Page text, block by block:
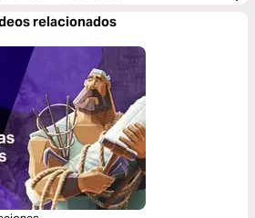
relacionados